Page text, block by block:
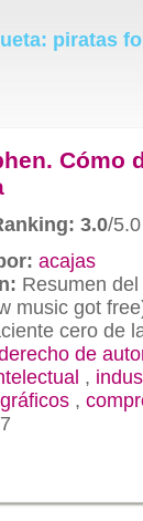
piratas
Cómo
3.0/
acajas
Resumen
music got
cero de
de
,
,